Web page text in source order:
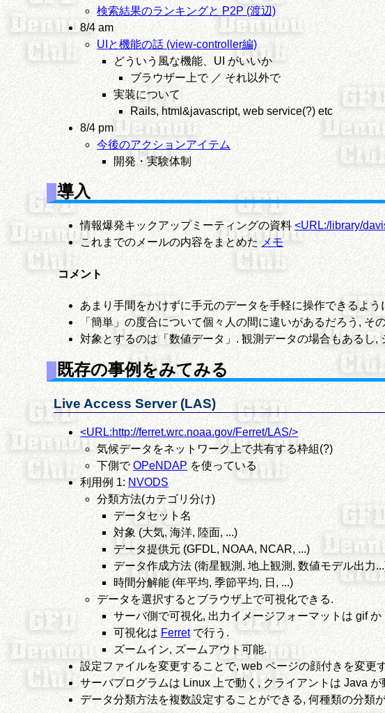
検索結果のランキングと P2P (渡辺)
8/4 am
UIと機能の話 (view-controller編)
どういう風な機能、UI がいいか
ブラウザー上で ／ それ以外で
実装について
Rails, html&javascript, web service(?) etc
8/4 pm
今後のアクションアイテム
開発・実験体制
導入
情報爆発キックアップミーティングの資料<URL:/library/
これまでのメールの内容をまとめたメモ
コメント
あまり手間をかけずに手元のデータを手軽に操作できるよ
「簡単」の度合について個々人の間に違いがあるだろう, そ
対象とするのは「数値データ」. 観測データの場合もあるし,
既存の事例をみてみる
Live Access Server (LAS)
<URL:http://ferret.wrc.noaa.gov/Ferret/LAS/>
気候データをネットワーク上で共有する枠組(?)
下側でOPeNDAPを使っている
利用例 1: NVODS
分類方法(カテゴリ分け)
データセット名
対象 (大気, 海洋, 陸面, ...)
データ提供元 (GFDL, NOAA, NCAR, ...)
データ作成方法 (衛星観測, 地上観測, 数値モデル出力
時間分解能 (年平均, 季節平均, 日, ...)
データを選択するとブラウザ上で可視化できる.
サーバ側で可視化, 出力イメージフォーマットは gif か
可視化はFerretで行う.
ズームイン, ズームアウト可能.
設定ファイルを変更することで, web ページの顔付きを変更
サーバプログラムは Linux 上で動く, クライアントは Java
データ分類方法を複数設定することができる, 何種類の分類